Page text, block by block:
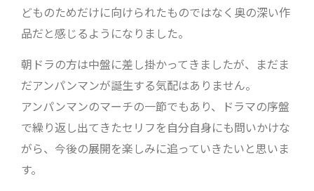
どものためだけに向けられたものではなく奥の深い作
品だと感じるようになりました。
朝ドラの方は中盤に差し掛かってきましたが、まだま
だアンパンマンが誕生する気配はありません。
アンパンマンのマーチの一節でもあり、ドラマの序盤
で繰り返し出てきたセリフを自分自身にも問いかけな
がら、今後の展開を楽しみに追っていきたいと思いま
す。